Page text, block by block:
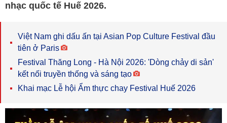
nhạc quốc tế Huế 2026.
Việt Nam ghi dấu ấn tại Asian Pop Culture Festival đầu
tiên ở Paris
Festival Thăng Long - Hà Nội 2026: 'Dòng chảy di sản'
kết nối truyền thống và sáng tạo
Khai mạc Lễ hội Ẩm thực chay Festival Huế 2026